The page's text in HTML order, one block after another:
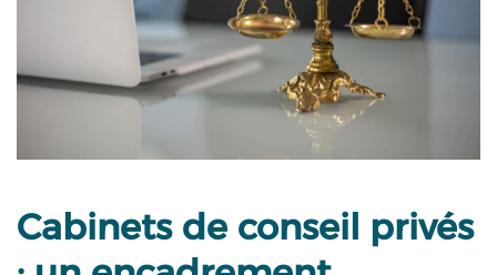
Cabinets de conseil privés